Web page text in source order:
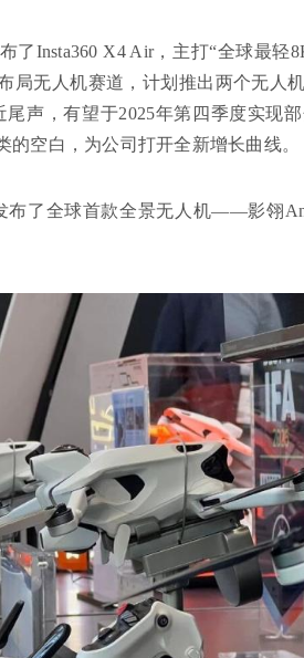
了Insta360 X4 Air，主打“全球最轻
局无人机赛道，计划推出两个无人
声，有望于2025年第四季度实现
空白，为公司打开全新增长曲线。
布了全球首款全景无人机——影翎